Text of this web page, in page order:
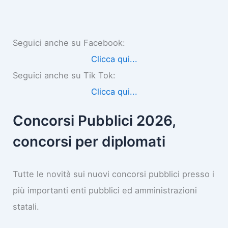
Seguici anche su Facebook:
Clicca qui...
Seguici anche su Tik Tok:
Clicca qui...
Concorsi Pubblici 2026,
concorsi per diplomati
Tutte le novità sui nuovi concorsi pubblici presso i
più importanti enti pubblici ed amministrazioni
statali.